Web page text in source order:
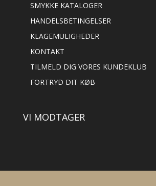
SMYKKE KATALOGER
HANDELSBETINGELSER
KLAGEMULIGHEDER
KONTAKT
TILMELD DIG VORES KUNDEKLUB
FORTRYD DIT KØB
VI MODTAGER